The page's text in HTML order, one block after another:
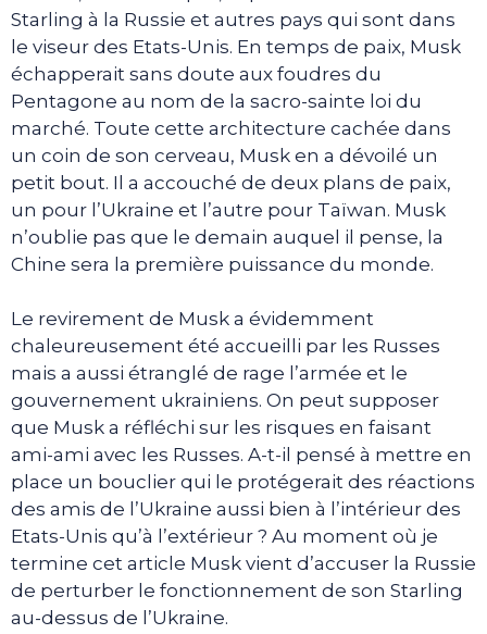
Starling à la Russie et autres pays qui sont dans
le viseur des Etats-Unis. En temps de paix, Musk
échapperait sans doute aux foudres du
Pentagone au nom de la sacro-sainte loi du
marché. Toute cette architecture cachée dans
un coin de son cerveau, Musk en a dévoilé un
petit bout. Il a accouché de deux plans de paix,
un pour l’Ukraine et l’autre pour Taïwan. Musk
n’oublie pas que le demain auquel il pense, la
Chine sera la première puissance du monde.
Le revirement de Musk a évidemment
chaleureusement été accueilli par les Russes
mais a aussi étranglé de rage l’armée et le
gouvernement ukrainiens. On peut supposer
que Musk a réfléchi sur les risques en faisant
ami-ami avec les Russes. A-t-il pensé à mettre en
place un bouclier qui le protégerait des réactions
des amis de l’Ukraine aussi bien à l’intérieur des
Etats-Unis qu’à l’extérieur ? Au moment où je
termine cet article Musk vient d’accuser la Russie
de perturber le fonctionnement de son Starling
au-dessus de l’Ukraine.